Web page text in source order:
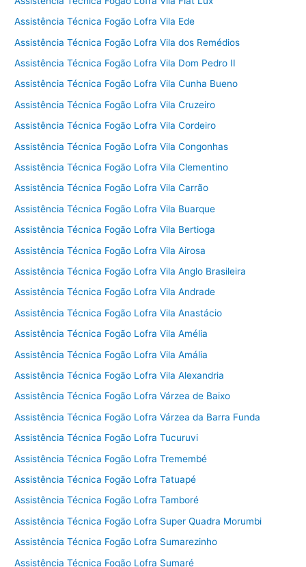
Assistência Técnica Fogão Lofra Vila Ede
Assistência Técnica Fogão Lofra Vila dos Remédios
Assistência Técnica Fogão Lofra Vila Dom Pedro II
Assistência Técnica Fogão Lofra Vila Cunha Bueno
Assistência Técnica Fogão Lofra Vila Cruzeiro
Assistência Técnica Fogão Lofra Vila Cordeiro
Assistência Técnica Fogão Lofra Vila Congonhas
Assistência Técnica Fogão Lofra Vila Clementino
Assistência Técnica Fogão Lofra Vila Carrão
Assistência Técnica Fogão Lofra Vila Buarque
Assistência Técnica Fogão Lofra Vila Bertioga
Assistência Técnica Fogão Lofra Vila Airosa
Assistência Técnica Fogão Lofra Vila Anglo Brasileira
Assistência Técnica Fogão Lofra Vila Andrade
Assistência Técnica Fogão Lofra Vila Anastácio
Assistência Técnica Fogão Lofra Vila Amélia
Assistência Técnica Fogão Lofra Vila Amália
Assistência Técnica Fogão Lofra Vila Alexandria
Assistência Técnica Fogão Lofra Várzea de Baixo
Assistência Técnica Fogão Lofra Várzea da Barra Funda
Assistência Técnica Fogão Lofra Tucuruvi
Assistência Técnica Fogão Lofra Tremembé
Assistência Técnica Fogão Lofra Tatuapé
Assistência Técnica Fogão Lofra Tamboré
Assistência Técnica Fogão Lofra Super Quadra Morumbi
Assistência Técnica Fogão Lofra Sumarezinho
Assistência Técnica Fogão Lofra Sumaré